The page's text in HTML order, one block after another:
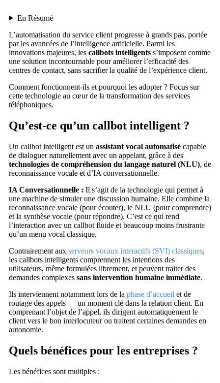
En Résumé
L’automatisation du service client progresse à grands pas, portée
par les avancées de l’intelligence artificielle. Parmi les
innovations majeures, les callbots intelligents s’imposent comme
une solution incontournable pour améliorer l’efficacité des
centres de contact, sans sacrifier la qualité de l’expérience client.
Comment fonctionnent-ils et pourquoi les adopter ? Focus sur
cette technologie au cœur de la transformation des services
téléphoniques.
Qu’est-ce qu’un callbot intelligent ?
Un callbot intelligent est un assistant vocal automatisé capable
de dialoguer naturellement avec un appelant, grâce à des
technologies de compréhension du langage naturel (NLU), de
reconnaissance vocale et d’IA conversationnelle.
IA Conversationnelle : Il s’agit de la technologie qui permet à
une machine de simuler une discussion humaine. Elle combine la
reconnaissance vocale (pour écouter), le NLU (pour comprendre)
et la synthèse vocale (pour répondre). C’est ce qui rend
l’interaction avec un callbot fluide et beaucoup moins frustrante
qu’un menu vocal classique.
Contrairement aux serveurs vocaux interactifs (SVI) classiques,
les callbots intelligents comprennent les intentions des
utilisateurs, même formulées librement, et peuvent traiter des
demandes complexes sans intervention humaine immédiate.
Ils interviennent notamment lors de la phase d’accueil et de
routage des appels — un moment clé dans la relation client. En
comprenant l’objet de l’appel, ils dirigent automatiquement le
client vers le bon interlocuteur ou traitent certaines demandes en
autonomie.
Quels bénéfices pour les entreprises ?
Les bénéfices sont multiples :